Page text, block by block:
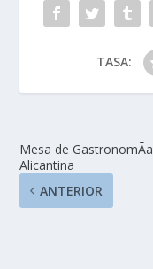
TASA:
Mesa de GastronomÃ­a
Alicantina
ANTERIOR